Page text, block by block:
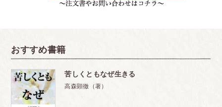
おすすめ書籍
苦しくともなぜ生きる
高森顕徹（著）